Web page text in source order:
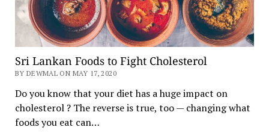
Sri Lankan Foods to Fight Cholesterol
BY DEWMAL ON MAY 17, 2020
Do you know that your diet has a huge impact on
cholesterol ? The reverse is true, too — changing what
foods you eat can…